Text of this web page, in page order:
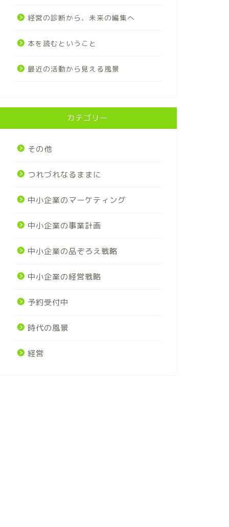
経営の診断から、未来の編集へ
本を読むということ
最近の活動から見える風景
カテゴリー
その他
つれづれなるままに
中小企業のマーケティング
中小企業の事業計画
中小企業の品ぞろえ戦略
中小企業の経営戦略
予約受付中
時代の風景
経営